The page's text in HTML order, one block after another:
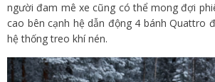
người đam mê xe cũng có thể mong đợi
cao bên cạnh hệ dẫn động 4 bánh Quattro
hệ thống treo khí nén.